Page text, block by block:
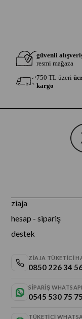
güvenli
resmi mağaza
750 TL üzeri
kargo
ziaja
hesap - sipariş
destek
ZIAJA TÜKETICI
0850 226 34
SIPARIŞ
0545 530 75 75
TÜKETICI